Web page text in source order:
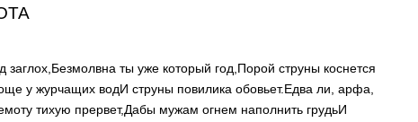
Безмолвна ты уже который год, Порой струны коснется
у журчащих водИ струны повилика обовьет.Едва ли, арфа,
тихую прервет,Дабы мужам огнем наполнить грудьИ